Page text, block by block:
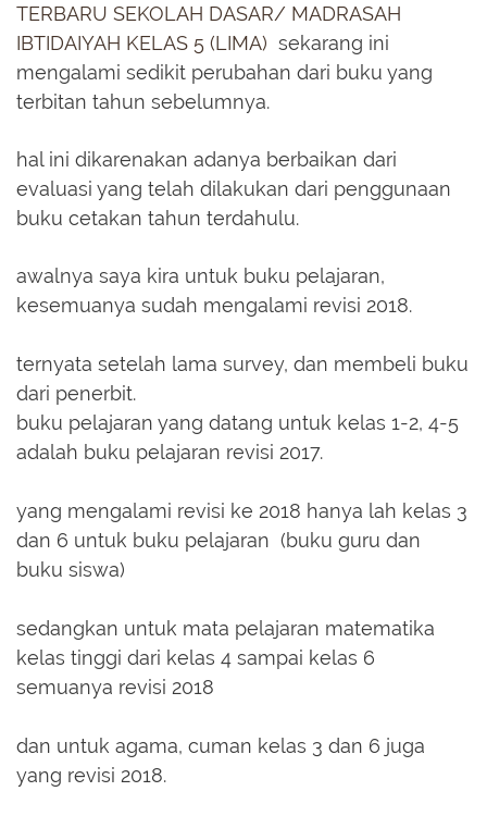
TERBARU SEKOLAH DASAR/ MADRASAH
IBTIDAIYAH KELAS 5 (LIMA) sekarang ini
mengalami sedikit perubahan dari buku yang
terbitan tahun sebelumnya.
hal ini dikarenakan adanya berbaikan dari
evaluasi yang telah dilakukan dari penggunaan
buku cetakan tahun terdahulu.
awalnya saya kira untuk buku pelajaran,
kesemuanya sudah mengalami revisi 2018.
ternyata setelah lama survey, dan membeli buku
dari penerbit.
buku pelajaran yang datang untuk kelas 1-2, 4-5
adalah buku pelajaran revisi 2017.
yang mengalami revisi ke 2018 hanya lah kelas 3
dan 6 untuk buku pelajaran (buku guru dan
buku siswa)
sedangkan untuk mata pelajaran matematika
kelas tinggi dari kelas 4 sampai kelas 6
semuanya revisi 2018
dan untuk agama, cuman kelas 3 dan 6 juga
yang revisi 2018.